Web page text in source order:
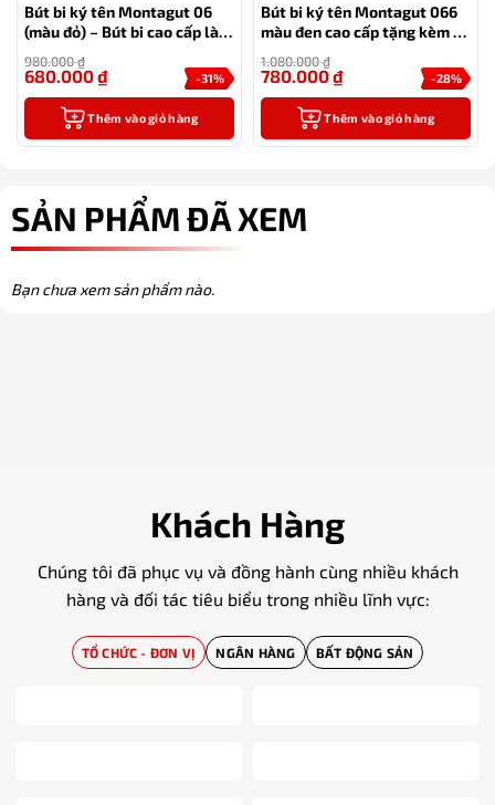
Bút bi ký tên Montagut 06
(màu đỏ) – Bút bi cao cấp làm
980.000₫
-31%
680.000₫
Thêm vào giỏ hàng
Bút bi ký tên Montagut 066
màu đen cao cấp tặng kèm 2
1.080.000₫
-28%
780.000₫
Thêm vào giỏ hàng
SẢN PHẨM ĐÃ XEM
Bạn chưa xem sản phẩm nào.
Khách Hàng
Chúng tôi đã phục vụ và đồng hành cùng nhiều khách
hàng và đối tác tiêu biểu trong nhiều lĩnh vực:
TỔ CHỨC - ĐƠN VỊ NGÂN HÀNG BẤT ĐỘNG SẢN